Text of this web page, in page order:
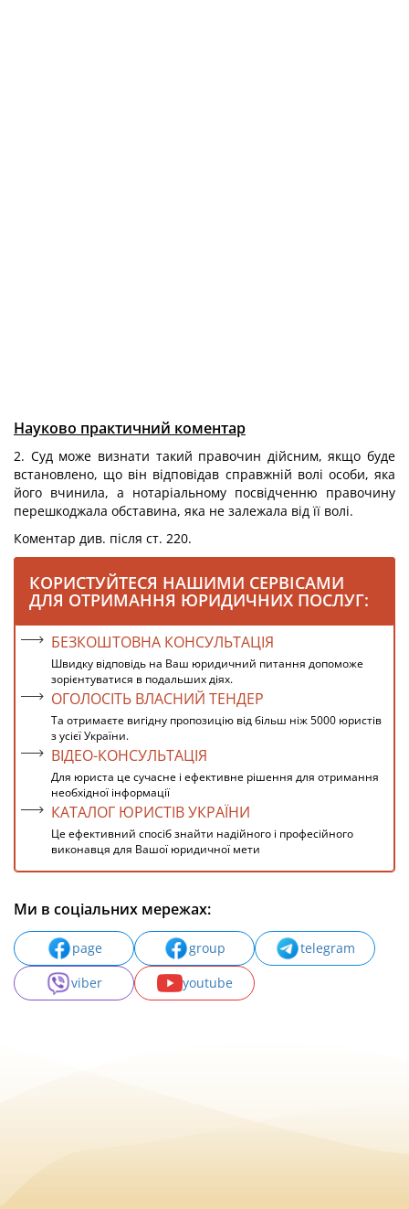
Науково практичний коментар
2. Суд може визнати такий правочин дійсним, якщо буде
встановлено, що він відповідав справжній волі особи, яка
його вчинила, а нотаріальному посвідченню правочину
перешкоджала обставина, яка не залежала від її волі.
Коментар див. після ст. 220.
КОРИСТУЙТЕСЯ НАШИМИ СЕРВІСАМИ
ДЛЯ ОТРИМАННЯ ЮРИДИЧНИХ ПОСЛУГ:
БЕЗКОШТОВНА КОНСУЛЬТАЦІЯ
Швидку відповідь на Ваш юридичний питання допоможе
зорієнтуватися в подальших діях.
ОГОЛОСІТЬ ВЛАСНИЙ ТЕНДЕР
Та отримаєте вигідну пропозицію від більш ніж 5000 юристів
з усієї України.
ВІДЕО-КОНСУЛЬТАЦІЯ
Для юриста це сучасне і ефективне рішення для отримання
необхідної інформації
КАТАЛОГ ЮРИСТІВ УКРАЇНИ
Це ефективний спосіб знайти надійного і професійного
виконавця для Вашої юридичної мети
Ми в соціальних мережах:
page group
telegram
viber
youtube